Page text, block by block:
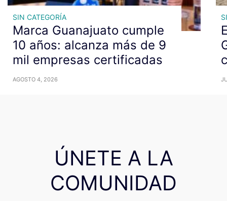
SIN CATEGORÍA
Marca Guanajuato cumple
10 años: alcanza más de 9
mil empresas certificadas
AGOSTO 4, 2026
ÚNETE A LA
COMUNIDAD